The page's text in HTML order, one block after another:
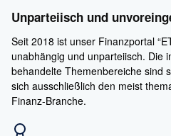
Unparteiisch und
Seit 2018 ist unser Finanzportal
unabhängig und unparteiisch. Die
behandelte Themenbereiche sind
sich ausschließlich den meist
Finanz-Branche.